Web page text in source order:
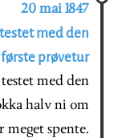
20 mai 1847
med den
første prøvetur
med den
halv ni om
meget spente.